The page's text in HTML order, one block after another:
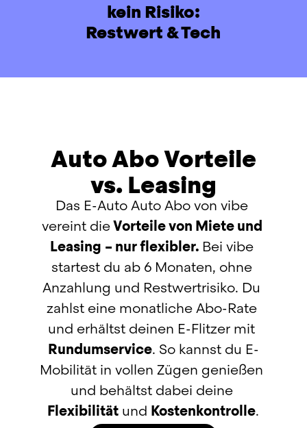
kein Risiko:
Restwert & Tech
Auto Abo Vorteile
vs. Leasing
Das E-Auto Auto Abo von vibe
vereint die Vorteile von Miete und
Leasing – nur flexibler. Bei vibe
startest du ab 6 Monaten, ohne
Anzahlung und Restwertrisiko. Du
zahlst eine monatliche Abo-Rate
und erhältst deinen E-Flitzer
Rundumservice. So kannst du E-
Mobilität in vollen Zügen genießen
und behältst dabei deine
Flexibilität und Kostenkontrolle.